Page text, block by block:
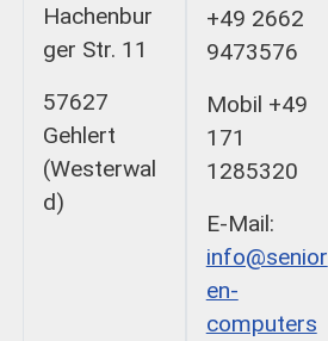
Hachenbur
ger Str. 11
57627
Gehlert
(Westerwal
d)
+49 2662
9473576
Mobil +49
171
1285320
E-Mail:
info@senior
en-
computers